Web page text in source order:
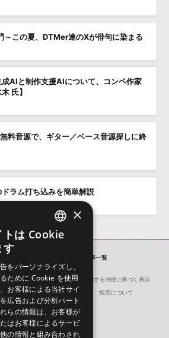
～この夏、DTMer達のXが俳句に染まる
AIと制作支援AIについて、コンペ作家
氏】
無料音源で、ギター／ベース音源探しに終
ドラム打ち込みを簡単解説
「LFO」の記事一覧
）への取り組み
特定商取引に関する法律に基づく表示
規約 個人情報の保護について 採用について
ENGLISH
×
トは Cookie
す
をパーソナライズし、
ために Cookie を使用
お客様による当社サイ
広告および分析パート
らの情報は、お客様が
はお客様によるサービ
の情報と組み合わされ